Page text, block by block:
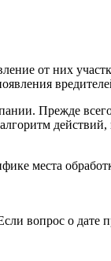
от них
Прежде
места
вопрос о дате